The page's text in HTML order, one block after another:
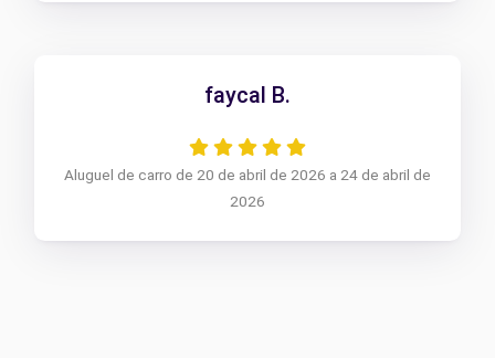
faycal B.
Aluguel de carro de 20 de abril de 2026 a 24 de abril de
2026